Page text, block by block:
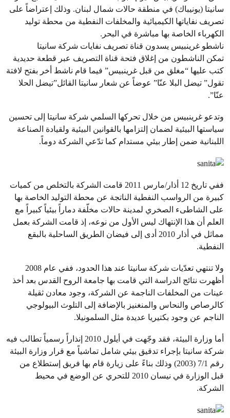
سانيتا (يونيباك) في منطقة حالات شمال لبنان. وذلك إعتراضاً على
تصريف نفاياتها الكيميائية والمخلفات النفطية من محطة توليد
الكهرباء الخاصة بها مباشرة في البحر.
ناشطو غرينبيس يسدون قناة تصريف نفايات شركة سانيتا
تمكن الناشطون من إغلاق فتحة قناة التصريف عبر قطعة حديدية
كتب عليها “مغلق من قبل غرينبيس” فيما قام ناشط أخر بفتح لافتة
تقول” تيضل البلا عنّا” عوضاً عن شعار سانيتا القائل”تيضل الحلا
عنّا”.
وتدعو غرينبيس من خلال تحركها السلمي شركة سانيتا إلى تحسين
سياستها البيئية لضمان إلتزامها بالقوانين البيئية ولقيادة الصناعة
اللبنانية ضمن إطار بيئي مستدام كما تدّعي الشركة دوماً.
ففي تاريخ 12 أذار/مارس 2011 قامت الشركة بالتخلص من كميات
كبيرة من الرواسب النفطية الناتجة عن محطة التوليد الخاصة بها
على الشاطىء الصخري لمدينة حالات مخلّفة دماراً بيئياً كبيراً مع
العلم أن هذا الإنتهاك ليس الأول من نوعه، إذ قامت الشركة بعمل
مماثل في أذار 2010 أدى إلى فيضان الطريق الساحلية بالبقع
النفطية.
ولا تنتهي تعدّيات شركة سانيتا عند هذا الحدود، ففي عام 2008
أظهرت نتائج الدراسة التي قامت بها جامعة الروح القدس بعد أخذ
عينات من المخلفات الناجمة عن الشركة، وجود معادن ثقيلة
كالرصاص والنحاس والمنغنيز بالإضافة إلى التلوث البيولوجي
الناجم عن وجود بكتيريا عديدة مثل السلمونيلا.
أما وزارة البيئة، فقد وجّهت في أيلول 2010 إنذاراً رسمياً تطالب فيه
شركة سانيتا بإجراء تدقيق بيئي شامل تماشياً مع قرار وزارة البيئة
رقم 7/1 (2003) وذلك بناءً على زيارة قام بها فريق إستطلاع من
قبل الوزارة في نيسان 2010 للتحري عن الوضع في محيط
الشركة.